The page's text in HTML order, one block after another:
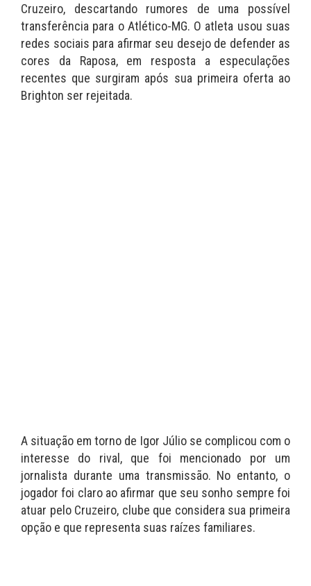
Cruzeiro, descartando rumores de uma possível
transferência para o Atlético-MG. O atleta usou suas
redes sociais para afirmar seu desejo de defender as
cores da Raposa, em resposta a especulações
recentes que surgiram após sua primeira oferta ao
Brighton ser rejeitada.
A situação em torno de Igor Júlio se complicou com o
interesse do rival, que foi mencionado por um
jornalista durante uma transmissão. No entanto, o
jogador foi claro ao afirmar que seu sonho sempre foi
atuar pelo Cruzeiro, clube que considera sua primeira
opção e que representa suas raízes familiares.